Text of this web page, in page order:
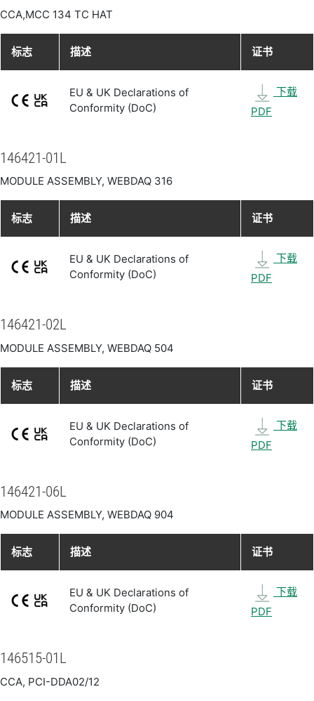
CCA,MCC 134 TC HAT
标志 描述 证书
EU & UK Declarations of
Conformity (DoC)
下载
PDF
146421-01L
MODULE ASSEMBLY, WEBDAQ 316
标志 描述 证书
EU & UK Declarations of
Conformity (DoC)
下载
PDF
146421-02L
MODULE ASSEMBLY, WEBDAQ 504
标志 描述 证书
EU & UK Declarations of
Conformity (DoC)
下载
PDF
146421-06L
MODULE ASSEMBLY, WEBDAQ 904
标志 描述 证书
EU & UK Declarations of
Conformity (DoC)
下载
PDF
146515-01L
CCA, PCI-DDA02/12